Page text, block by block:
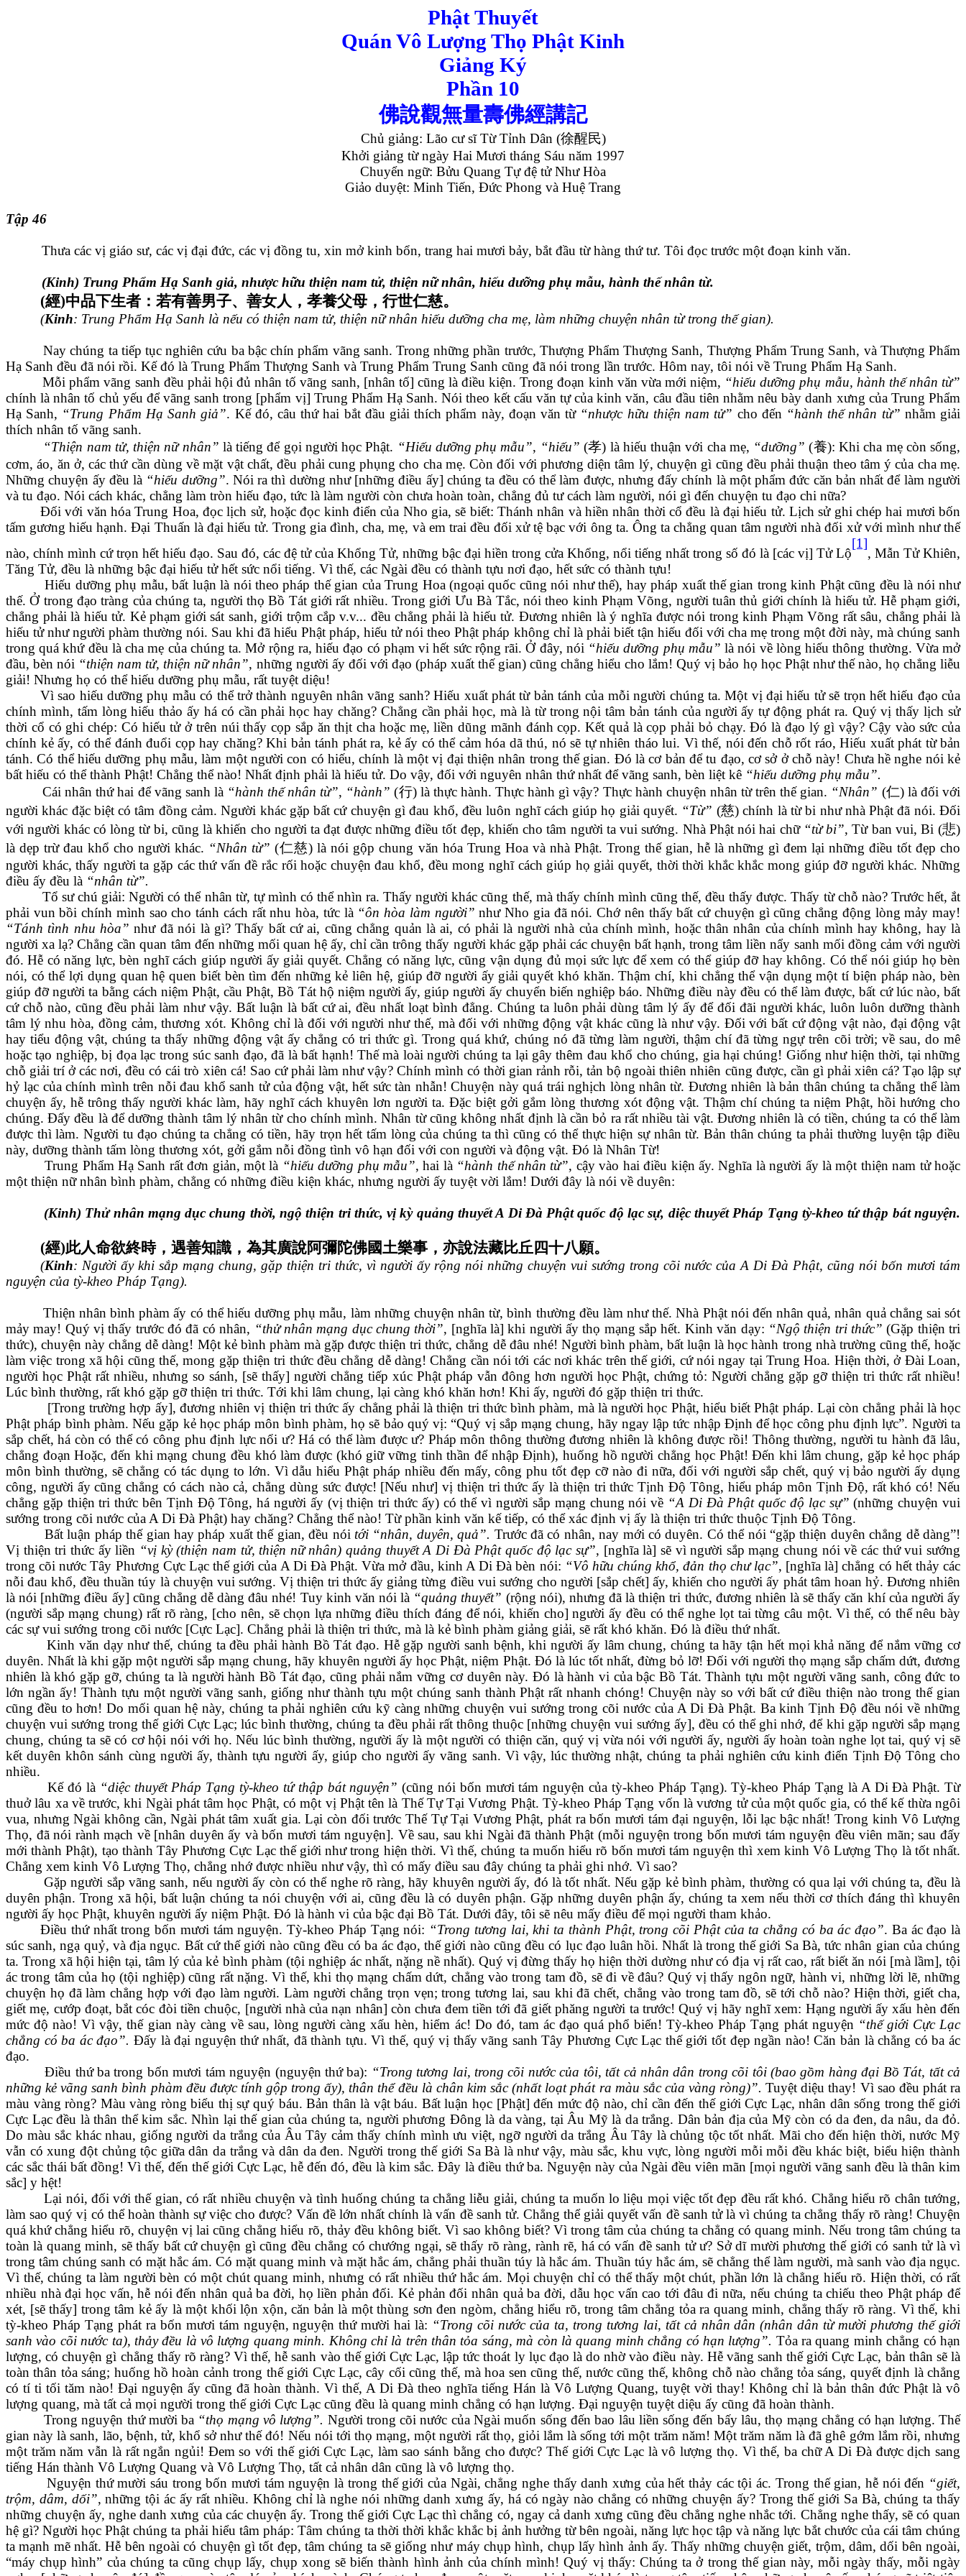
Phật Thuyết
Quán Vô Lượng Thọ Phật Kinh
Giảng Ký
Phần 10
佛說觀無量壽佛經講記
Chủ giảng: Lão cư sĩ Từ Tỉnh Dân (徐醒民)
Khởi giảng từ ngày Hai Mươi tháng Sáu năm 1997
Chuyển ngữ: Bửu Quang Tự đệ tử Như Hòa
Giảo duyệt: Minh Tiến, Đức Phong và Huệ Trang
Tập 46
Thưa các vị giáo sư, các vị đại đức, các vị đồng tu, xin mở kinh bổn, trang hai mươi bảy, bắt đầu từ hàng thứ tư. Tôi đọc trước một đoạn kinh văn.
(Kinh) Trung Phẩm Hạ Sanh giả, nhược hữu thiện nam tử, thiện nữ nhân, hiếu dưỡng phụ mẫu, hành thế nhân từ.
(經)中品下生者：若有善男子、善女人，孝養父母，行世仁慈。
(Kinh: Trung Phẩm Hạ Sanh là nếu có thiện nam tử, thiện nữ nhân hiếu dưỡng cha mẹ, làm những chuyện nhân từ trong thế gian).
Nay chúng ta tiếp tục nghiên cứu ba bậc chín phẩm vãng sanh. Trong những phần trước, Thượng Phẩm Thượng Sanh, Thượng Phẩm Trung Sanh, và Thượng Phẩm
Hạ Sanh đều đã nói rồi. Kế đó là Trung Phẩm Thượng Sanh và Trung Phẩm Trung Sanh cũng đã nói trong lần trước. Hôm nay, tôi nói về Trung Phẩm Hạ Sanh.
Mỗi phẩm vãng sanh đều phải hội đủ nhân tố vãng sanh, [nhân tố] cũng là điều kiện. Trong đoạn kinh văn vừa mới niệm, “hiếu dưỡng phụ mẫu, hành thế nhân từ”
chính là nhân tố chủ yếu để vãng sanh trong [phẩm vị] Trung Phẩm Hạ Sanh. Nói theo kết cấu văn tự của kinh văn, câu đầu tiên nhằm nêu bày danh xưng của Trung Phẩm
Hạ Sanh, “Trung Phẩm Hạ Sanh giả”. Kế đó, câu thứ hai bắt đầu giải thích phẩm này, đoạn văn từ “nhược hữu thiện nam tử” cho đến “hành thế nhân từ” nhằm giải
thích nhân tố vãng sanh.
“Thiện nam tử, thiện nữ nhân” là tiếng để gọi người học Phật. “Hiếu dưỡng phụ mẫu”, “hiếu” (孝) là hiếu thuận với cha mẹ, “dưỡng”(養): Khi cha mẹ còn sống,
cơm, áo, ăn ở, các thứ cần dùng về mặt vật chất, đều phải cung phụng cho cha mẹ. Còn đối với phương diện tâm lý, chuyện gì cũng đều phải thuận theo tâm ý của cha mẹ.
Những chuyện ấy đều là “hiếu dưỡng”. Nói ra thì dường như [những điều ấy] chúng ta đều có thể làm được, nhưng đấy chính là một phẩm đức căn bản nhất để làm người
và tu đạo. Nói cách khác, chẳng làm tròn hiếu đạo, tức là làm người còn chưa hoàn toàn, chẳng đủ tư cách làm người, nói gì đến chuyện tu đạo chi nữa?
Đối với văn hóa Trung Hoa, đọc lịch sử, hoặc đọc kinh điển của Nho gia, sẽ biết: Thánh nhân và hiền nhân thời cổ đều là đại hiếu tử. Lịch sử ghi chép hai mươi bốn
tấm gương hiếu hạnh. Đại Thuấn là đại hiếu tử. Trong gia đình, cha, mẹ, và em trai đều đối xử tệ bạc với ông ta. Ông ta chẳng quan tâm người nhà đối xử với mình như thế
nào, chính mình cứ trọn hết hiếu đạo. Sau đó, các đệ tử của Khổng Tử, những bậc đại hiền trong cửa Khổng, nổi tiếng nhất trong số đó là [các vị] Tử Lộ
[1]
, Mẫn Tử Khiên,
Tăng Tử, đều là những bậc đại hiếu tử hết sức nổi tiếng. Vì thế, các Ngài đều có thành tựu nơi đạo, hết sức có thành tựu!
Hiếu dưỡng phụ mẫu, bất luận là nói theo pháp thế gian của Trung Hoa (ngoại quốc cũng nói như thế), hay pháp xuất thế gian trong kinh Phật cũng đều là nói như
thế. Ở trong đạo tràng của chúng ta, người thọ Bồ Tát giới rất nhiều. Trong giới Ưu Bà Tắc, nói theo kinh Phạm Võng, người tuân thủ giới chính là hiếu tử. Hễ phạm giới,
chẳng phải là hiếu tử. Kẻ phạm giới sát sanh, giới trộm cắp v.v... đều chẳng phải là hiếu tử. Đương nhiên là ý nghĩa được nói trong kinh Phạm Võng rất sâu, chẳng phải là
hiếu tử như người phàm thường nói. Sau khi đã hiểu Phật pháp, hiếu tử nói theo Phật pháp không chỉ là phải biết tận hiếu đối với cha mẹ trong một đời này, mà chúng sanh
trong quá khứ đều là cha mẹ của chúng ta. Mở rộng ra, hiếu đạo có phạm vi hết sức rộng rãi. Ở đây, nói “hiếu dưỡng phụ mẫu” là nói về lòng hiếu thông thường. Vừa mở
đầu, bèn nói “thiện nam tử, thiện nữ nhân”, những người ấy đối với đạo (pháp xuất thế gian) cũng chẳng hiểu cho lắm! Quý vị bảo họ học Phật như thế nào, họ chẳng liễu
giải! Nhưng họ có thể hiếu dưỡng phụ mẫu, rất tuyệt diệu!
Vì sao hiếu dưỡng phụ mẫu có thể trở thành nguyên nhân vãng sanh? Hiếu xuất phát từ bản tánh của mỗi người chúng ta. Một vị đại hiếu tử sẽ trọn hết hiếu đạo của
chính mình, tấm lòng hiếu thảo ấy há có cần phải học hay chăng? Chẳng cần phải học, mà là từ trong nội tâm bản tánh của người ấy tự động phát ra. Quý vị thấy lịch sử
thời cổ có ghi chép: Có hiếu tử ở trên núi thấy cọp sắp ăn thịt cha hoặc mẹ, liền dũng mãnh đánh cọp. Kết quả là cọp phải bỏ chạy. Đó là đạo lý gì vậy? Cậy vào sức của
chính kẻ ấy, có thể đánh đuổi cọp hay chăng? Khi bản tánh phát ra, kẻ ấy có thể cảm hóa dã thú, nó sẽ tự nhiên tháo lui. Vì thế, nói đến chỗ rốt ráo, Hiếu xuất phát từ bản
tánh. Có thể hiếu dưỡng phụ mẫu, làm một người con có hiếu, chính là một vị đại thiện nhân trong thế gian. Đó là cơ bản để tu đạo, cơ sở ở chỗ này! Chưa hề nghe nói kẻ
bất hiếu có thể thành Phật! Chẳng thể nào! Nhất định phải là hiếu tử. Do vậy, đối với nguyên nhân thứ nhất để vãng sanh, bèn liệt kê “hiếu dưỡng phụ mẫu”.
Cái nhân thứ hai để vãng sanh là “hành thế nhân từ”, “hành” (行) là thực hành. Thực hành gì vậy? Thực hành chuyện nhân từ trên thế gian. “Nhân” (仁) là đối với
người khác đặc biệt có tâm đồng cảm. Người khác gặp bất cứ chuyện gì đau khổ, đều luôn nghĩ cách giúp họ giải quyết. “Từ” (慈) chính là từ bi như nhà Phật đã nói. Đối
với người khác có lòng từ bi, cũng là khiến cho người ta đạt được những điều tốt đẹp, khiến cho tâm người ta vui sướng. Nhà Phật nói hai chữ “từ bi”, Từ ban vui, Bi (悲)
là dẹp trừ đau khổ cho người khác. “Nhân từ”(仁慈) là nói gộp chung văn hóa Trung Hoa và nhà Phật. Trong thế gian, hễ là những gì đem lại những điều tốt đẹp cho
người khác, thấy người ta gặp các thứ vấn đề rắc rối hoặc chuyện đau khổ, đều mong nghĩ cách giúp họ giải quyết, thời thời khắc khắc mong giúp đỡ người khác. Những
điều ấy đều là “nhân từ”.
Tổ sư chú giải: Người có thể nhân từ, tự mình có thể nhìn ra. Thấy người khác cũng thế, mà thấy chính mình cũng thế, đều thấy được. Thấy từ chỗ nào? Trước hết, ắt
phải vun bồi chính mình sao cho tánh cách rất nhu hòa, tức là “ôn hòa làm người” như Nho gia đã nói. Chớ nên thấy bất cứ chuyện gì cũng chẳng động lòng mảy may!
“Tánh tình nhu hòa” như đã nói là gì? Thấy bất cứ ai, cũng chẳng quản là ai, có phải là người nhà của chính mình, hoặc thân nhân của chính mình hay không, hay là
người xa lạ? Chẳng cần quan tâm đến những mối quan hệ ấy, chỉ cần trông thấy người khác gặp phải các chuyện bất hạnh, trong tâm liền nẩy sanh mối đồng cảm với người
đó. Hễ có năng lực, bèn nghĩ cách giúp người ấy giải quyết. Chẳng có năng lực, cũng vận dụng đủ mọi sức lực để xem có thể giúp đỡ hay không. Có thể nói giúp họ bèn
nói, có thể lợi dụng quan hệ quen biết bèn tìm đến những kẻ liên hệ, giúp đỡ người ấy giải quyết khó khăn. Thậm chí, khi chẳng thể vận dụng một tí biện pháp nào, bèn
giúp đỡ người ta bằng cách niệm Phật, cầu Phật, Bồ Tát hộ niệm người ấy, giúp người ấy chuyển biến nghiệp báo. Những điều này đều có thể làm được, bất cứ lúc nào, bất
cứ chỗ nào, cũng đều phải làm như vậy. Bất luận là bất cứ ai, đều nhất loạt bình đẳng. Chúng ta luôn phải dùng tâm lý ấy để đối đãi người khác, luôn luôn dưỡng thành
tâm lý nhu hòa, đồng cảm, thương xót. Không chỉ là đối với người như thế, mà đối với những động vật khác cũng là như vậy. Đối với bất cứ động vật nào, đại động vật
hay tiểu động vật, chúng ta thấy những động vật ấy chẳng có tri thức gì. Trong quá khứ, chúng nó đã từng làm người, thậm chí đã từng ngự trên cõi trời; về sau, do mê
hoặc tạo nghiệp, bị đọa lạc trong súc sanh đạo, đã là bất hạnh! Thếmà loài người chúng ta lại gây thêm đau khổ cho chúng, gia hại chúng! Giống như hiện thời, tại những
chỗ giải trí ở các nơi, đều có cái trò xiên cá! Sao cứ phải làm như vậy? Chính mình có thời gian rảnh rỗi, tản bộ ngoài thiên nhiên cũng được, cần gì phải xiên cá? Tạo lập sự
hỷ lạc của chính mình trên nỗi đau khổ sanh tử của động vật, hết sức tàn nhẫn! Chuyện này quá trái nghịch lòng nhân từ. Đương nhiên là bản thân chúng ta chẳng thể làm
chuyện ấy, hễ trông thấy người khác làm, hãy nghĩ cách khuyên lơn người ta. Đặc biệt gởi gắm lòng thương xót động vật. Thậm chí chúng ta niệm Phật, hồi hướng cho
chúng. Đấy đều là để dưỡng thành tâm lý nhân từ cho chính mình. Nhân từ cũng không nhất định là cần bỏ ra rất nhiều tài vật. Đương nhiên là có tiền, chúng ta có thể làm
được thì làm. Người tu đạo chúng ta chẳng có tiền, hãy trọn hết tấm lòng của chúng ta thì cũng có thể thực hiện sự nhân từ. Bản thân chúng ta phải thường luyện tập điều
này, dưỡng thành tấm lòng thương xót, gởi gắm nỗi đồng tình vô hạn đối với con người và động vật. Đó là Nhân Từ!
Trung Phẩm Hạ Sanh rất đơn giản, một là “hiếu dưỡng phụ mẫu”, hai là “hành thế nhân từ”, cậy vào hai điều kiện ấy. Nghĩa là người ấy là một thiện nam tử hoặc
một thiện nữ nhân bình phàm, chẳng có những điều kiện khác, nhưng người ấy tuyệt vời lắm! Dưới đây là nói về duyên:
(Kinh) Thử nhân mạng dục chung thời, ngộ thiện tri thức, vị kỳ quảng thuyết A Di Đà Phật quốc độ lạc sự, diệc thuyết Pháp Tạng tỳ-kheo tứ thập bát nguyện.
(經)此人命欲終時，遇善知識，為其廣說阿彌陀佛國土樂事，亦說法藏比丘四十八願。
(Kinh: Người ấy khi sắp mạng chung, gặp thiện tri thức, vì người ấy rộng nói những chuyện vui sướng trong cõi nước của A Di Đà Phật, cũng nói bốn mươi tám
nguyện của tỳ-kheo Pháp Tạng).
Thiện nhân bình phàm ấy có thể hiếu dưỡng phụ mẫu, làm những chuyện nhân từ, bình thường đều làm như thế. Nhà Phật nói đến nhân quả, nhân quả chẳng sai sót
mảy may! Quý vị thấy trước đó đã có nhân, “thử nhân mạng dục chung thời”, [nghĩa là] khi người ấy thọ mạng sắp hết. Kinh văn dạy: “Ngộ thiện tri thức” (Gặp thiện tri
thức), chuyện này chẳng dễ dàng! Một kẻ bình phàm mà gặp được thiện tri thức, chẳng dễ đâu nhé! Người bình phàm, bất luận là học hành trong nhà trường cũng thế, hoặc
làm việc trong xã hội cũng thế, mong gặp thiện tri thức đều chẳng dễ dàng! Chẳng cần nói tới các nơi khác trên thế giới, cứ nói ngay tại Trung Hoa. Hiện thời, ở Đài Loan,
người học Phật rất nhiều, nhưng so sánh, [sẽ thấy] người chẳng tiếp xúc Phật pháp vẫn đông hơn người học Phật, chứng tỏ: Người chẳng gặp gỡ thiện tri thức rất nhiều!
Lúc bình thường, rất khó gặp gỡ thiện tri thức. Tới khi lâm chung, lại càng khó khăn hơn! Khi ấy, người đó gặp thiện tri thức.
[Trong trường hợp ấy], đương nhiên vị thiện tri thức ấy chẳng phải là thiện tri thức bình phàm, mà là người học Phật, hiểu biết Phật pháp. Lại còn chẳng phải là học
Phật pháp bình phàm. Nếu gặp kẻ học pháp môn bình phàm, họ sẽ bảo quý vị: “Quý vị sắp mạng chung, hãy ngay lập tức nhập Định để học công phu định lực”. Người ta
sắp chết, há còn có thể có công phu định lực nổi ư? Há có thể làm được ư? Pháp môn thông thường đương nhiên là không được rồi! Thông thường, người tu hành đã lâu,
chẳng đoạn Hoặc, đến khi mạng chung đều khó làm được (khó giữ vững tinh thần để nhập Định), huống hồ người chẳng học Phật! Đến khi lâm chung, gặp kẻ học pháp
môn bình thường, sẽ chẳng có tác dụng to lớn. Vì dẫu hiểu Phật pháp nhiều đến mấy, công phu tốt đẹp cỡ nào đi nữa, đối với người sắp chết, quý vị bảo người ấy dụng
công, người ấy cũng chẳng có cách nào cả, chẳng dùng sức được! [Nếu như] vị thiện tri thức ấy là thiện tri thức Tịnh Độ Tông, hiểu pháp môn Tịnh Độ, rất khó có! Nếu
chẳng gặp thiện tri thức bên Tịnh Độ Tông, há người ấy (vị thiện tri thức ấy) có thể vì người sắp mạng chung nói về “A Di Đà Phật quốc độ lạc sự” (những chuyện vui
sướng trong cõi nước của A Di Đà Phật) hay chăng? Chẳng thể nào! Từ phần kinh văn kế tiếp, có thể xác định vị ấy là thiện tri thức thuộc Tịnh Độ Tông.
Bất luận pháp thế gian hay pháp xuất thế gian, đều nói tới “nhân, duyên, quả”. Trước đã có nhân, nay mới có duyên. Có thể nói “gặp thiện duyên chẳng dễ dàng”!
Vị thiện tri thức ấy liền “vị kỳ (thiện nam tử, thiện nữ nhân) quảng thuyết A Di Đà Phật quốc độ lạc sự”, [nghĩa là] sẽ vì người sắp mạng chung nói về các thứ vui sướng
trong cõi nước Tây Phương Cực Lạc thế giới của A Di Đà Phật. Vừa mở đầu, kinh A Di Đà bèn nói: “Vô hữu chúng khổ, đản thọ chư lạc”, [nghĩa là] chẳng có hết thảy các
nỗi đau khổ, đều thuần túy là chuyện vui sướng. Vị thiện tri thức ấy giảng từng điều vui sướng cho người [sắp chết] ấy, khiến cho người ấy phát tâm hoan hỷ. Đương nhiên
là nói [những điều ấy] cũng chẳng dễ dàng đâu nhé! Tuy kinh văn nói là “quảng thuyết” (rộng nói), nhưng đã là thiện tri thức, đương nhiên là sẽ thấy căn khí của người ấy
(người sắp mạng chung) rất rõ ràng, [cho nên, sẽ chọn lựa những điều thích đáng để nói, khiến cho] người ấy đều có thể nghe lọt tai từng câu một. Vì thế, có thể nêu bày
các sự vui sướng trong cõi nước [Cực Lạc]. Chẳng phải là thiện tri thức, mà là kẻ bình phàm giảng giải, sẽ rất khó khăn. Đó là điều thứ nhất.
Kinh văn dạy như thế, chúng ta đều phải hành Bồ Tát đạo. Hễ gặp người sanh bệnh, khi người ấy lâm chung, chúng ta hãy tận hết mọi khả năng để nắm vững cơ
duyên. Nhất là khi gặp một người sắp mạng chung, hãy khuyên người ấy học Phật, niệm Phật. Đó là lúc tốt nhất, đừng bỏ lỡ! Đối với người thọ mạng sắp chấm dứt, đương
nhiên là khó gặp gỡ, chúng ta là người hành Bồ Tát đạo, cũng phải nắm vững cơ duyên này. Đó là hành vi của bậc Bồ Tát. Thành tựu một người vãng sanh, công đức to
lớn ngần ấy! Thành tựu một người vãng sanh, giống như thành tựu một chúng sanh thành Phật rất nhanh chóng! Chuyện này so với bất cứ điều thiện nào trong thế gian
cũng đều to hơn! Do mối quan hệ này, chúng ta phải nghiên cứu kỹ càng những chuyện vui sướng trong cõi nước của A Di Đà Phật. Ba kinh Tịnh Độ đều nói về những
chuyện vui sướng trong thế giới Cực Lạc; lúc bình thường, chúng ta đều phải rất thông thuộc [những chuyện vui sướng ấy], đều có thể ghi nhớ, để khi gặp người sắp mạng
chung, chúng ta sẽ có cơ hội nói với họ. Nếu lúc bình thường, người ấy là một người có thiện căn, quý vị vừa nói với người ấy, người ấy hoàn toàn nghe lọt tai, quý vị sẽ
kết duyên khôn sánh cùng người ấy, thành tựu người ấy, giúp cho người ấy vãng sanh. Vì vậy, lúc thường nhật, chúng ta phải nghiên cứu kinh điển Tịnh Độ Tông cho
nhiều.
Kế đó là “diệc thuyết Pháp Tạng tỳ-kheo tứ thập bát nguyện” (cũng nói bốn mươi tám nguyện của tỳ-kheo Pháp Tạng). Tỳ-kheo Pháp Tạng là A Di Đà Phật. Từ
thuở lâu xa về trước, khi Ngài phát tâm học Phật, có một vị Phật tên là Thế Tự Tại Vương Phật. Tỳ-kheo Pháp Tạng vốn là vương tử của một quốc gia, có thể kế thừa ngôi
vua, nhưng Ngài không cần, Ngài phát tâm xuất gia. Lại còn đối trước Thế Tự Tại Vương Phật, phát ra bốn mươi tám đại nguyện, lỗi lạc bậc nhất! Trong kinh Vô Lượng
Thọ, đã nói rành mạch về [nhân duyên ấy và bốn mươi tám nguyện]. Về sau, sau khi Ngài đã thành Phật (mỗi nguyện trong bốn mươi tám nguyện đều viên mãn; sau đấy
mới thành Phật), tạo thành Tây Phương Cực Lạc thế giới như trong hiện thời. Vì thế, chúng ta muốn hiểu rõ bốn mươi tám nguyện thì xem kinh Vô Lượng Thọ là tốt nhất.
Chẳng xem kinh Vô Lượng Thọ, chẳng nhớ được nhiều như vậy, thì có mấy điều sau đây chúng ta phải ghi nhớ. Vì sao?
Gặp người sắp vãng sanh, nếu người ấy còn có thể nghe rõ ràng, hãy khuyên người ấy, đó là tốt nhất. Nếu gặp kẻ bình phàm, thường có qua lại với chúng ta, đều là
duyên phận. Trong xã hội, bất luận chúng ta nói chuyện với ai, cũng đều là có duyên phận. Gặp những duyên phận ấy, chúng ta xem nếu thời cơ thích đáng thì khuyên
người ấy học Phật, khuyên người ấy niệm Phật. Đó là hành vi của bậc đại Bồ Tát. Dưới đây, tôi sẽ nêu mấy điều để mọi người tham khảo.
Điều thứ nhất trong bốn mươi tám nguyện. Tỳ-kheo Pháp Tạng nói: “Trong tương lai, khi ta thành Phật, trong cõi Phật của ta chẳng có ba ác đạo”. Ba ác đạo là
súc sanh, ngạ quỷ, và địa ngục. Bất cứ thế giới nào cũng đều có ba ác đạo, thế giới nào cũng đều có lục đạo luân hồi. Nhất là trong thế giới Sa Bà, tức nhân gian của chúng
ta. Trong xã hội hiện tại, tâm lý của kẻ bình phàm (tội nghiệp ác nhất, nặng nề nhất). Quý vị đừng thấy họ hiện thời dường như có địa vị rất cao, rất biết ăn nói [mà lầm], tội
ác trong tâm của họ (tội nghiệp) cũng rất nặng. Vì thế, khi thọ mạng chấm dứt, chẳng vào trong tam đồ, sẽ đi về đâu? Quý vị thấy ngôn ngữ, hành vi, những lời lẽ, những
chuyện họ đã làm chẳng hợp với đạo làm người. Làm người chẳng trọn vẹn; trong tương lai, sau khi đã chết, chẳng vào trong tam đồ, sẽ tới chỗ nào? Hiện thời, giết cha,
giết mẹ, cướp đoạt, bắt cóc đòi tiền chuộc, [người nhà của nạn nhân] còn chưa đem tiền tới đã giết phăng người ta trước! Quý vị hãy nghĩ xem: Hạng người ấy xấu hèn đến
mức độ nào! Vì vậy, thế gian này càng về sau, lòng người càng xấu hèn, hiểm ác! Do đó, tam ác đạo quá phổ biến! Tỳ-kheo Pháp Tạng phát nguyện “thế giới Cực Lạc
chẳng có ba ác đạo”. Đấy là đại nguyện thứ nhất, đã thành tựu. Vì thế, quý vị thấy vãng sanh Tây Phương Cực Lạc thế giới tốt đẹp ngần nào! Căn bản là chẳng có ba ác
đạo.
Điều thứ ba trong bốn mươi tám nguyện (nguyện thứ ba): “Trong tương lai, trong cõi nước của tôi, tất cả nhân dân trong cõi tôi (bao gồm hàng đại Bồ Tát, tất cả
những kẻ vãng sanh bình phàm đều được tính gộp trong ấy), thân thể đều là chân kim sắc (nhất loạt phát ra màu sắc của vàng ròng)”. Tuyệt diệu thay! Vì sao đều phát ra
màu vàng ròng? Màu vàng ròng biểu thị sự quý báu. Bản thân là vật báu. Bất luận học [Phật] đến mức độ nào, chỉ cần đến thế giới Cực Lạc, nhân dân sống trong thế giới
Cực Lạc đều là thân thể kim sắc. Nhìn lại thế gian của chúng ta, người phương Đông là da vàng, tại Âu Mỹ là da trắng. Dân bản địa của Mỹ còn có da đen, da nâu, da đỏ.
Do màu sắc khác nhau, giống người da trắng của Âu Tây cảm thấy chính mình ưu việt, ngỡ người da trắng Âu Tây là chủng tộc tốt nhất. Mãi cho đến hiện thời, nước Mỹ
vẫn có xung đột chủng tộc giữa dân da trắng và dân da đen. Người trong thế giới Sa Bà là như vậy, màu sắc, khu vực, lòng người mỗi mỗi đều khác biệt, biểu hiện thành
các sắc thái bất đồng! Vì thế, đến thế giới Cực Lạc, hễ đến đó, đều là kim sắc. Đây là điều thứ ba. Nguyện này của Ngài đều viên mãn [mọi người vãng sanh đều là thân kim
sắc] y hệt!
Lại nói, đối với thế gian, có rất nhiều chuyện và tình huống chúng ta chẳng liễu giải, chúng ta muốn lo liệu mọi việc tốt đẹp đều rất khó. Chẳng hiểu rõ chân tướng,
làm sao quý vị có thể hoàn thành sự việc cho được? Vấn đề lớn nhất chính là vấn đề sanh tử. Chẳng thể giải quyết vấn đề sanh tử là vì chúng ta chẳng thấy rõ ràng! Chuyện
quá khứ chẳng hiểu rõ, chuyện vị lai cũng chẳng hiểu rõ, thảy đều không biết. Vì sao không biết? Vì trong tâm của chúng ta chẳng có quang minh. Nếu trong tâm chúng ta
toàn là quang minh, sẽ thấy bất cứ chuyện gì cũng đều chẳng có chướng ngại, sẽ thấy rõ ràng, rành rẽ, há có vấn đề sanh tử ư? Sở dĩ mười phương thế giới có sanh tử là vì
trong tâm chúng sanh có mặt hắc ám. Có mặt quang minh và mặt hắc ám, chẳng phải thuần túy là hắc ám. Thuần túy hắc ám, sẽ chẳng thể làm người, mà sanh vào địa ngục.
Vì thế, chúng ta làm người bèn có một chút quang minh, nhưng có rất nhiều thứ hắc ám. Mọi chuyện chỉ có thể thấy một chút, phần lớn là chẳng hiểu rõ. Hiện thời, có rất
nhiều nhà đại học vấn, hễ nói đến nhân quả ba đời, họ liền phản đối. Kẻ phản đối nhân quả ba đời, dẫu học vấn cao tới đâu đi nữa, nếu chúng ta chiếu theo Phật pháp để
xét, [sẽ thấy] trong tâm kẻ ấy là một khối lộn xộn, căn bản là một thùng sơn đenngòm, chẳng hiểu rõ, trong tâm chẳng tỏa ra quang minh, chẳng thấy rõ ràng. Vì thế, khi
tỳ-kheo Pháp Tạng phát ra bốn mươi tám nguyện, nguyện thứ mười hai là: “Trong cõi nước của ta, trong tương lai, tất cả nhân dân (nhân dân từ mười phương thế giới
sanh vào cõi nước ta), thảy đều là vô lượng quang minh. Không chỉ là trên thân tỏa sáng, mà còn là quang minh chẳng có hạn lượng”. Tỏa ra quang minh chẳng có hạn
lượng, có chuyện gì chẳng thấy rõ ràng? Vì thế, hễ sanh vào thế giới Cực Lạc, lập tức thoát ly lục đạo là do nhờ vào điều này. Hễ vãng sanh thế giới Cực Lạc, bản thân sẽ là
toàn thân tỏa sáng; huống hồ hoàn cảnh trong thế giới Cực Lạc, cây cối cũng thế, mà hoa sen cũng thế, nước cũng thế, không chỗ nào chẳng tỏa sáng, quyết định là chẳng
có tí ti tối tăm nào! Đại nguyện ấy cũng đã hoàn thành. Vì thế, A Di Đà theo nghĩa tiếng Hán là Vô Lượng Quang, tuyệt vời thay! Không chỉ là bản thân đức Phật là vô
lượng quang, mà tất cả mọi người trong thế giới Cực Lạc cũng đều là quang minh chẳng có hạn lượng. Đại nguyện tuyệt diệu ấy cũng đã hoàn thành.
Trong nguyện thứ mười ba “thọ mạng vô lượng”. Người trong cõi nước của Ngài muốn sống đến bao lâu liền sống đến bấy lâu, thọ mạng chẳng có hạn lượng. Thế
gian này là sanh, lão, bệnh, tử, khổ sở như thế đó! Nếu nói tới thọ mạng, một người rất thọ, giỏi lắm là sống tới một trăm năm! Một trăm năm là đã ghê gớm lắm rồi, nhưng
một trăm năm vẫn là rất ngắn ngủi! Đem so với thế giới Cực Lạc, làm sao sánh bằng cho được? Thế giới Cực Lạc là vô lượng thọ. Vì thế, ba chữ A Di Đà được dịch sang
tiếng Hán thành Vô Lượng Quang và Vô Lượng Thọ, tất cả nhân dân cũng là vô lượng thọ.
Nguyện thứ mười sáu trong bốn mươi tám nguyện là trong thế giới của Ngài, chẳng nghe thấy danh xưng của hết thảy các tội ác. Trong thế gian, hễ nói đến “giết,
trộm, dâm, dối”, những tội ác ấy rất nhiều. Không chỉ là nghe nói những danh xưng ấy, há có ngày nào chẳng có những chuyện ấy? Trong thế giới Sa Bà, chúng ta thấy
những chuyện ấy, nghe danh xưng của các chuyện ấy. Trong thế giới Cực Lạc thì chẳng có, ngay cả danh xưng cũng đều chẳng nghe nhắc tới. Chẳng nghe thấy, sẽ có quan
hệ gì? Người học Phật chúng ta phải hiểu tâm pháp: Tâm chúng ta thời thời khắc khắc bị ảnh hưởng từ bên ngoài, năng lực học tập và năng lực bắt chước của cái tâm chúng
ta mạnh mẽ nhất. Hễ bên ngoài có chuyện gì tốt đẹp, tâm chúng ta sẽ giống như máy chụp hình, chụp lấy hình ảnh ấy. Thấy những chuyện giết, trộm, dâm, dối bên ngoài,
“máy chụp hình” của chúng ta cũng chụp lấy, chụp xong sẽ biến thành hình ảnh của chính mình! Quý vị thấy: Chúng ta ở trong thế gian này, mỗi ngày thấy, mỗi ngày